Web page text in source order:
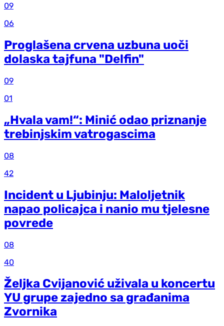
09
06
Proglašena crvena uzbuna uoči
dolaska tajfuna "Delfin"
09
01
„Hvala vam!“: Minić odao priznanje
trebinjskim vatrogascima
08
42
Incident u Ljubinju: Maloljetnik
napao policajca i nanio mu tjelesne
povrede
08
40
Željka Cvijanović uživala u koncertu
YU grupe zajedno sa građanima
Zvornika